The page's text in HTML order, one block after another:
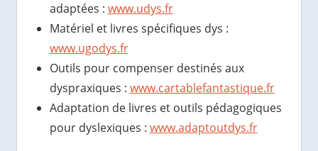
adaptées : www.udys.fr
Matériel et livres spécifiques dys :
www.ugodys.fr
Outils pour compenser destinés aux
dyspraxiques : www.cartablefantastique.fr
Adaptation de livres et outils pédagogiques
pour dyslexiques : www.adaptoutdys.fr